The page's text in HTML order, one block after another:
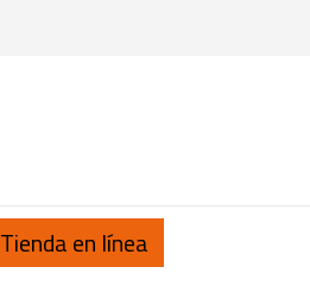
Tienda en línea